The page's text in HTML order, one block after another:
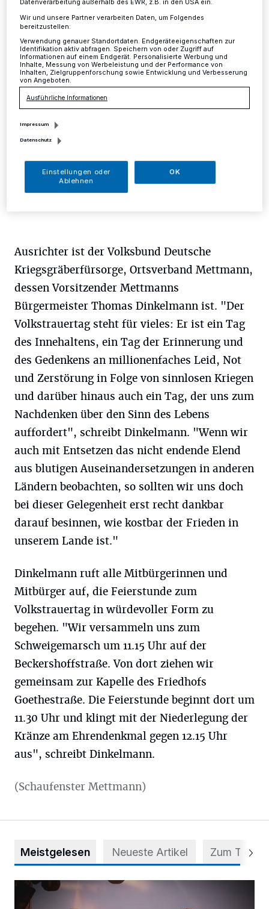
Gedenkens"
Mettmann·Der Volkstrauertag fällt in diesem Jahr auf
Sonntag, 15. November. Auch in Mettmann wird
wieder eine öffentliche Feierstunde auf dem Friedhof
Goethestraße stattfinden.
12.11.2015 , 12:10 Uhr
Ausrichter ist der Volksbund Deutsche
Kriegsgräberfürsorge, Ortsverband Mettmann,
dessen Vorsitzender Mettmanns
Bürgermeister Thomas Dinkelmann ist. "Der
Volkstrauertag steht für vieles: Er ist ein Tag
des Innehaltens, ein Tag der Erinnerung und
des Gedenkens an millionenfaches Leid, Not
und Zerstörung in Folge von sinnlosen Kriegen
und darüber hinaus auch ein Tag, der uns zum
Nachdenken über den Sinn des Lebens
auffordert", schreibt Dinkelmann. "Wenn wir
auch mit Entsetzen das nicht endende Elend
aus blutigen Auseinandersetzungen in anderen
Ländern beobachten, so sollten wir uns doch
bei dieser Gelegenheit erst recht dankbar
darauf besinnen, wie kostbar der Frieden in
unserem Lande ist."
Dinkelmann ruft alle Mitbürgerinnen und
Mitbürger auf, die Feierstunde zum
Volkstrauertag in würdevoller Form zu
begehen. "Wir versammeln uns zum
Schweigemarsch um 11.15 Uhr auf der
Beckershoffstraße. Von dort ziehen wir
gemeinsam zur Kapelle des Friedhofs
Goethestraße. Die Feierstunde beginnt dort um
11.30 Uhr und klingt mit der Niederlegung der
Kränze am Ehrendenkmal gegen 12.15 Uhr
aus", schreibt Dinkelmann.
(Schaufenster Mettmann)
Meistgelesen Neueste Artikel Zum Thema
Mehr als nur ein Festival
Datenverarbeitung außerhalb des EWR, z.B. in den USA ein.
Wir und unsere Partner verarbeiten Daten, um Folgendes
bereitzustellen:
Verwendung genauer Standortdaten. Endgeräteeigenschaften zur
Identifikation aktiv abfragen. Speichern von oder Zugriff auf
Informationen auf einem Endgerät. Personalisierte Werbung und
Inhalte, Messung von Werbeleistung und der Performance von
Inhalten, Zielgruppenforschung sowie Entwicklung und Verbesserung
von Angeboten.
Ausführliche Informationen
Impressum
Datenschutz
Einstellungen oder
Ablehnen
OK